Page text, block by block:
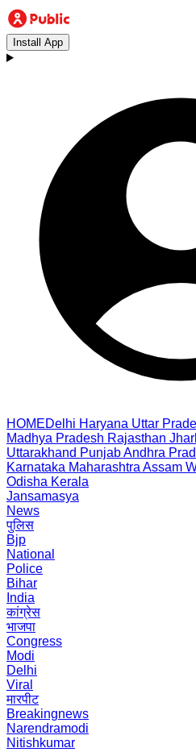
Install App
HOMEDelhi Haryana Uttar
Madhya Pradesh Rajasthan
Uttarakhand PunjabAndhra
Karnataka Maharashtra Assam
Odisha Kerala
Jansamasya
News
पुलिस
Bjp
National
Police
Bihar
India
कांग्रेस
भाजपा
Congress
Modi
Delhi
Viral
मारपीट
Breakingnews
Narendramodi
Nitishkumar